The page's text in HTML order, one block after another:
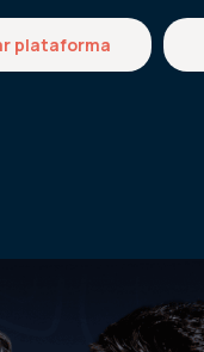
plataforma